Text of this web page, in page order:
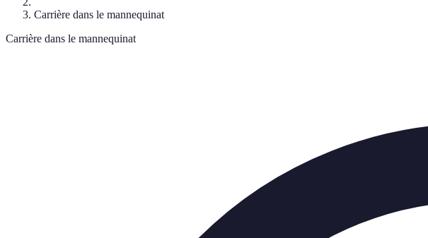
Carrière dans le mannequinat
Carrière dans le mannequinat